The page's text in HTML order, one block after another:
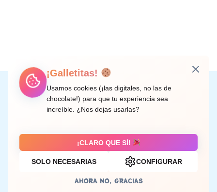
Instagram
Facebook
X LinkedIn
Correo electrónico
C/ Doctor Rodríguez de la Fuente, 8 València
Aviso legal
¡Galletitas!
Usamos cookies (¡las digitales, no las de
chocolate!) para que tu experiencia sea
increíble. ¿Nos dejas usarlas?
¡CLARO QUE SÍ!
SOLO NECESARIAS CONFIGURAR
AHORA NO, GRACIAS